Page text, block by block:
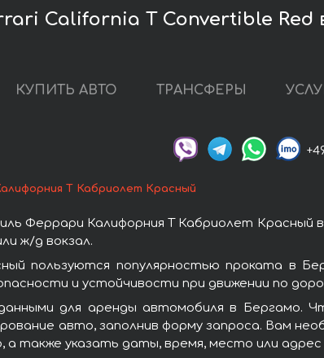
California T Convertible Red
КУПИТЬ АВТО ТРАНСФЕРЫ
Т Кабриолет Красный
Феррари Калифорния Т Кабриолет Красный
ж/д вокзал.
пользуются популярностью проката в
и устойчивости при движении по
для аренды автомобиля в Бергамо.
авто, заполнив форму запроса. Вам
также указать даты, время, место или